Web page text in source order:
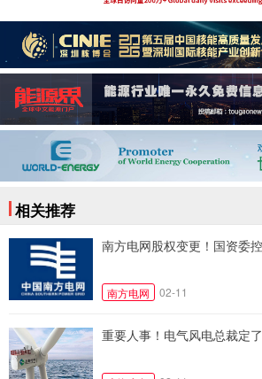
相关推荐
南方电网股权变更！国资委控
南方电网 02-11
重要人事！电气风电总裁定了